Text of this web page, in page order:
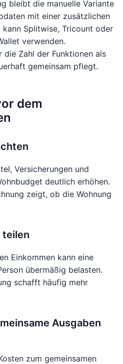
bleibt die manuelle Variante
mit einer zusätzlichen
Splitwise, Tricount oder
verwenden.
die Zahl der Funktionen als
gemeinsam pflegt.
dem
Versicherungen und
deutlich erhöhen.
zeigt, ob die Wohnung
Einkommen kann eine
übermäßig belasten.
schafft häufig mehr
Ausgaben
zum gemeinsamen